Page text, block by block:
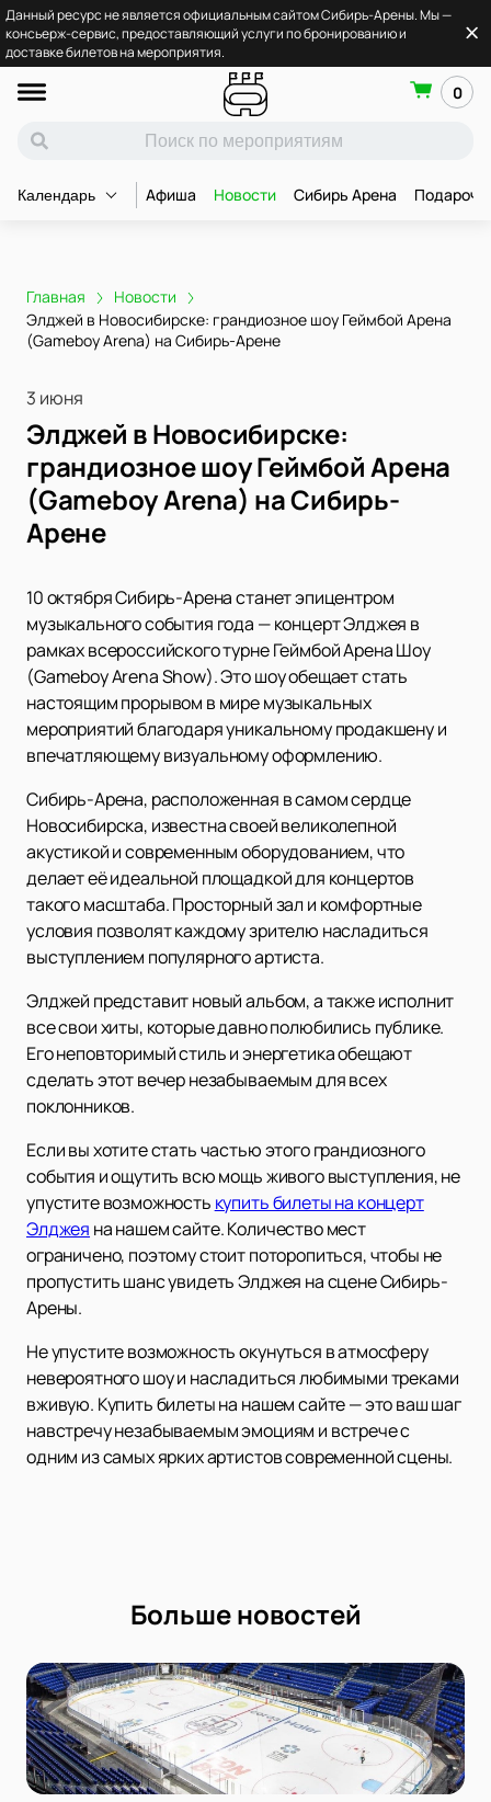
Данный ресурс не является официальным сайтом Сибирь-Арены. Мы —
консьерж-сервис, предоставляющий услуги по бронированию и
доставке билетов на мероприятия.
0
Календарь Афиша Новости Сибирь Арена
Главная
Новости
Элджей в Новосибирске: грандиозное шоу Геймбой Арена
(Gameboy Arena) на Сибирь-Арене
3 июня
Элджей в Новосибирске:
грандиозное шоу Геймбой Арена
(Gameboy Arena) на Сибирь-
Арене
10 октября Сибирь-Арена станет эпицентром
музыкального события года — концерт Элджея в
рамках всероссийского турне Геймбой Арена Шоу
(Gameboy Arena Show). Это шоу обещает стать
настоящим прорывом в мире музыкальных
мероприятий благодаря уникальному продакшену и
впечатляющему визуальному оформлению.
Сибирь-Арена, расположенная в самом сердце
Новосибирска, известна своей великолепной
акустикой и современным оборудованием, что
делает её идеальной площадкой для концертов
такого масштаба. Просторный зал и комфортные
условия позволят каждому зрителю насладиться
выступлением популярного артиста.
Элджей представит новый альбом, а также исполнит
все свои хиты, которые давно полюбились публике.
Его неповторимый стиль и энергетика обещают
сделать этот вечер незабываемым для всех
поклонников.
Если вы хотите стать частью этого грандиозного
события и ощутить всю мощь живого выступления, не
упустите возможность купить билеты на концерт
Элджея на нашем сайте. Количество мест
ограничено, поэтому стоит поторопиться, чтобы не
пропустить шанс увидеть Элджея на сцене Сибирь-
Арены.
Не упустите возможность окунуться в атмосферу
невероятного шоу и насладиться любимыми треками
вживую. Купить билеты на нашем сайте — это ваш шаг
навстречу незабываемым эмоциям и встрече с
одним из самых ярких артистов современной сцены.
Больше новостей